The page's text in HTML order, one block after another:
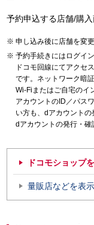
予約申込する店舗/購
申し込み後に店舗を変
予約手続きにはログイ
ドコモ回線にてアクセ
です。ネットワーク暗
Wi-Fiまたはご自宅のイ
アカウントのID／パス
い方も、dアカウントの
dアカウントの発行・確
ドコモショップ
量販店などを表示